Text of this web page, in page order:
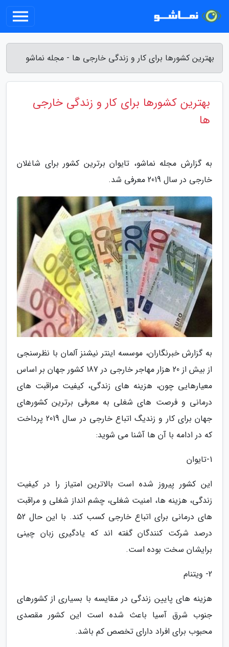
بهترین کشورها برای کار و زندگی خارجی ها - مجله نماشو
بهترین کشورها برای کار و زندگی خارجی
ها
به گزارش مجله نماشو، تایوان برترین کشور برای شاغلان
خارجی در سال 2019 معرفی شد.
به گزارش خبرنگاران، موسسه اینتر نیشنز آلمان با نظرسنجی
از بیش از 20 هزار مهاجر خارجی در 187 کشور جهان بر اساس
معیارهایی چون، هزینه های زندگی، کیفیت مراقبت های
درمانی و فرصت های شغلی به معرفی برترین کشورهای
جهان برای کار و زندیگ اتباع خارجی در سال 2019 پرداخت
که در ادامه با آن ها آشنا می شوید:
1-تایوان
این کشور پیروز شده است بالاترین امتیاز را در کیفیت
زندگی، هزینه ها، امنیت شغلی، چشم انداز شغلی و مراقبت
های درمانی برای اتباع خارجی کسب کند. با این حال 52
درصد شرکت کنندگان گفته اند که یادگیری زبان چینی
برایشان سخت بوده است.
2- ویتنام
هزینه های پایین زندگی در مقایسه با بسیاری از کشورهای
جنوب شرق آسیا باعث شده است این کشور مقصدی
محبوب برای افراد دارای تخصص کم باشد.